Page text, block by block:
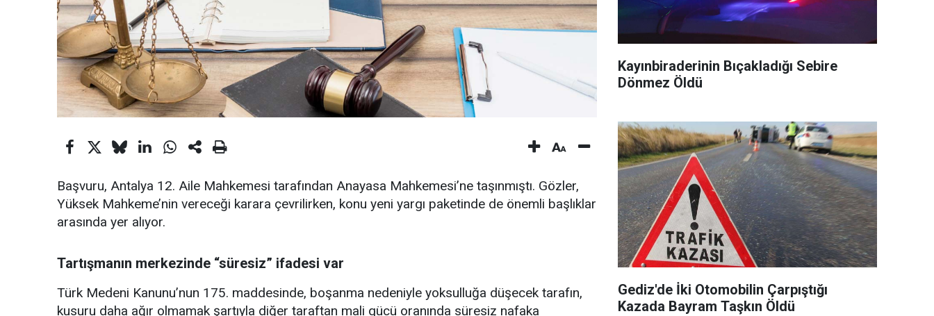
Başvuru, Antalya 12. Aile Mahkemesi tarafından Anayasa Mahkemesi’ne taşınmıştı. Gözler,
Yüksek Mahkeme’nin vereceği karara çevrilirken, konu yeni yargı paketinde de önemli başlıklar
arasında yer alıyor.
Tartışmanın merkezinde “süresiz” ifadesi var
Türk Medeni Kanunu’nun 175. maddesinde, boşanma nedeniyle yoksulluğa düşecek tarafın,
kusuru daha ağır olmamak şartıyla diğer taraftan mali gücü oranında süresiz nafaka
Kayınbiraderinin Bıçakladığı Sebire
Dönmez Öldü
Gediz'de İki Otomobilin Çarpıştığı
Kazada Bayram Taşkın Öldü